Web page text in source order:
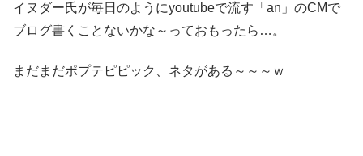
イヌダー氏が毎日のようにyoutubeで流す「an」のCМで
ブログ書くことないかな～っておもったら…。
まだまだポプテピピック、ネタがある～～～ｗ